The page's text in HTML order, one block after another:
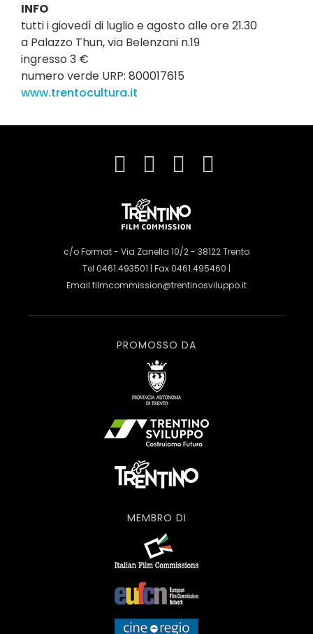
INFO
tutti i giovedì di luglio e agosto alle ore 21.30
a Palazzo Thun, via Belenzani n.19
ingresso 3 €
numero verde URP: 800017615
www.trentocultura.it
c/o Format - Via Zanella 10/2 - 38122 Trento
Tel 0461.493501 | Fax 0461.495460 |
Email filmcommission@trentinosviluppo.it
PROMOSSO DA
MEMBRO DI